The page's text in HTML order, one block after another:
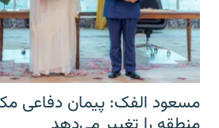
مسعود الفک: پیمان دفاعی